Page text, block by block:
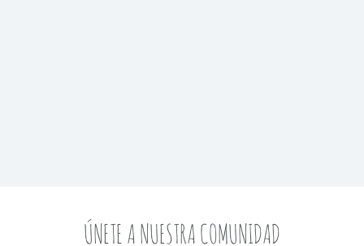
ÚNETE A NUESTRA COMUNIDAD